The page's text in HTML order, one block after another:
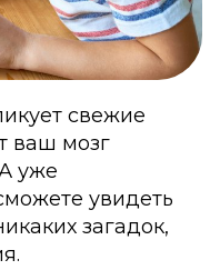
свежие
ваш мозг
уже
увидеть
загадок,